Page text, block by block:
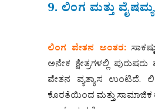
9. ಲಿಂಗ ಮತ್ತು ವೈಷಮ್ಯ
ಲಿಂಗ ವೇತನ ಅಂತರ:
ಅನೇಕ ಕ್ಷೇತ್ರಗಳಲ್ಲಿ
ವೇತನ ವ್ಯತ್ಯಾಸ ಉಂಟಿದೆ.
ಕೊರತೆಯಿಂದ ಮತ್ತು